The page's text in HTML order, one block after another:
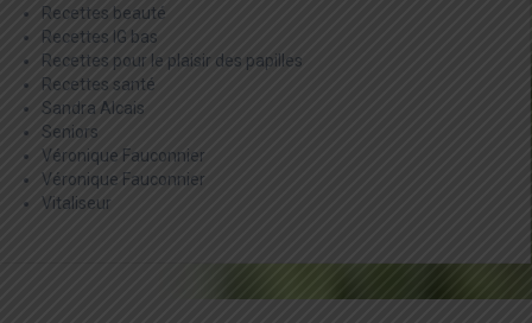
Recettes beauté
Recettes IG bas
Recettes pour le plaisir des papilles
Recettes santé
Sandra Alcais
Seniors
Véronique Fauconnier
Véronique Fauconnier
Vitaliseur